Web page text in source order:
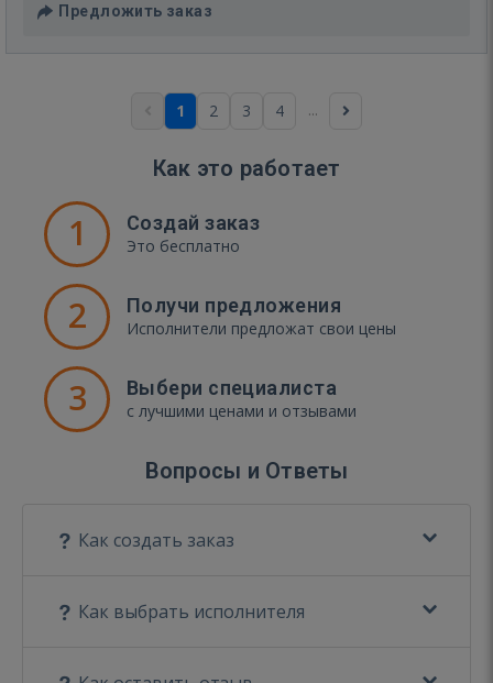
Предложить заказ
1 2 3 4 ...
Как это работает
1 Создай заказ
Это бесплатно
2 Получи предложения
Исполнители предложат свои цены
3 Выбери специалиста
с лучшими ценами и отзывами
Вопросы и Ответы
Как создать заказ
Как выбрать исполнителя